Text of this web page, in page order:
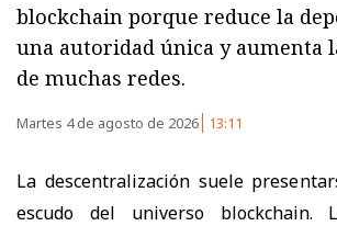
blockchain porque reduce la
una autoridad única y aumenta
de muchas redes.
Martes 4 de agosto de 2026 13:11
La descentralización suele
escudo del universo blockchain.